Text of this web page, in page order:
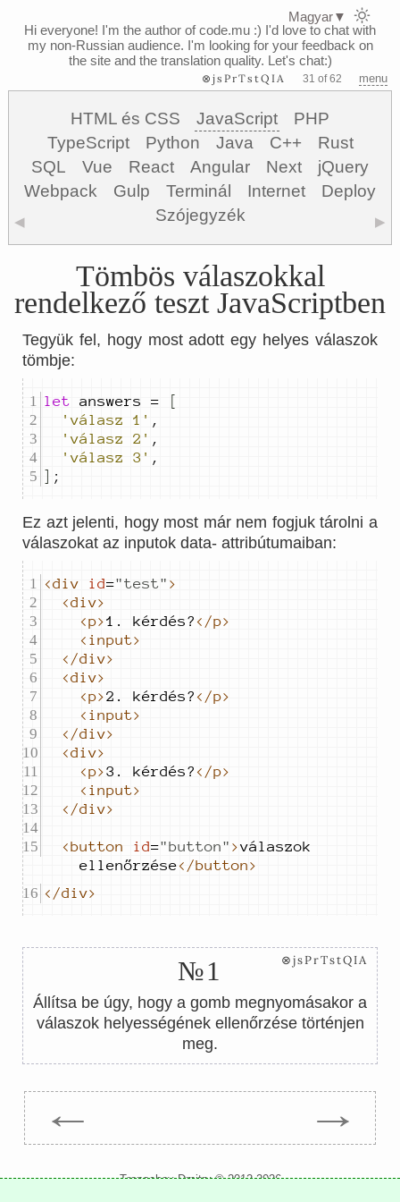
Hi everyone! I'm the author of code.mu :) I'd love to chat with
my non-Russian audience. I'm looking for your feedback on
the site and the translation quality. Let's chat:)
⊗jsPrTstQIA 31 of 62 menu
HTML és CSS JavaScript
PHP
TypeScript
Python Java C++
Rust
SQL
Vue React Angular Next
jQuery
Webpack
Gulp Terminál Internet
Deploy
Szójegyzék
◀ ▶
Tömbös válaszokkal
rendelkező teszt JavaScriptben
Tegyük fel, hogy most adott egy helyes válaszok
tömbje:
let answers =
[
'válasz 1' ,
'válasz 2' ,
'válasz 3' ,
] ;
Ez azt jelenti, hogy most már nem fogjuk tárolni a
válaszokat az inputok data- attribútumaiban:
<div id="test" >
<div>
<p>1. kérdés? </p>
<input>
</div>
<div>
<p>2. kérdés? </p>
<input>
</div>
<div>
<p>3. kérdés? </p>
<input>
</div>
<button id="button" >válaszok
ellenőrzése</button>
</div>
№1 ⊗jsPrTstQIA
Állítsa be úgy, hogy a gomb megnyomásakor a
válaszok helyességének ellenőrzése történjen
meg.
← →
Trepachev Dmitry © 2012-2026
Magyar▼